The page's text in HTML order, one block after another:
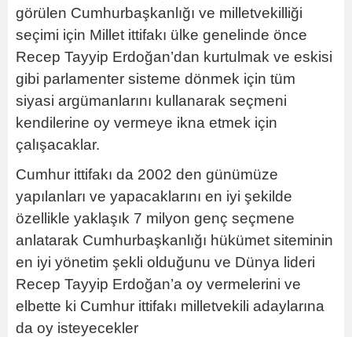
görülen Cumhurbaşkanlığı ve milletvekilliği
seçimi için Millet ittifakı ülke genelinde önce
Recep Tayyip Erdoğan’dan kurtulmak ve eskisi
gibi parlamenter sisteme dönmek için tüm
siyasi argümanlarını kullanarak seçmeni
kendilerine oy vermeye ikna etmek için
çalışacaklar.
Cumhur ittifakı da 2002 den günümüze
yapılanları ve yapacaklarını en iyi şekilde
özellikle yaklaşık 7 milyon genç seçmene
anlatarak Cumhurbaşkanlığı hükümet siteminin
en iyi yönetim şekli olduğunu ve Dünya lideri
Recep Tayyip Erdoğan’a oy vermelerini ve
elbette ki Cumhur ittifakı milletvekili adaylarına
da oy isteyecekler